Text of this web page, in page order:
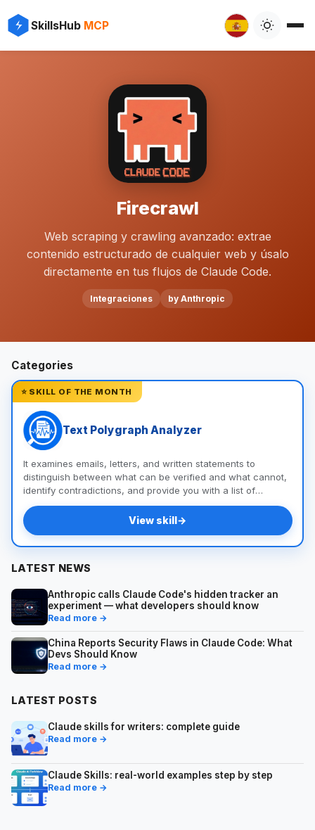
SkillsHub MCP
Firecrawl
Web scraping y crawling avanzado: extrae
contenido estructurado de cualquier web y úsalo
directamente en tus flujos de Claude Code.
Integraciones by Anthropic
Categories
⭐ SKILL OF THE MONTH
Text Polygraph Analyzer
It examines emails, letters, and written statements to
distinguish between what can be verified and what cannot,
identify contradictions, and provide you with a list of
questions and documents to help you uncover the truth.
View skill→
LATEST NEWS
Anthropic calls Claude Code's hidden tracker an
experiment — what developers should know
Read more →
China Reports Security Flaws in Claude Code: What
Devs Should Know
Read more →
LATEST POSTS
Claude skills for writers: complete guide
Read more →
Claude Skills: real-world examples step by step
Read more →